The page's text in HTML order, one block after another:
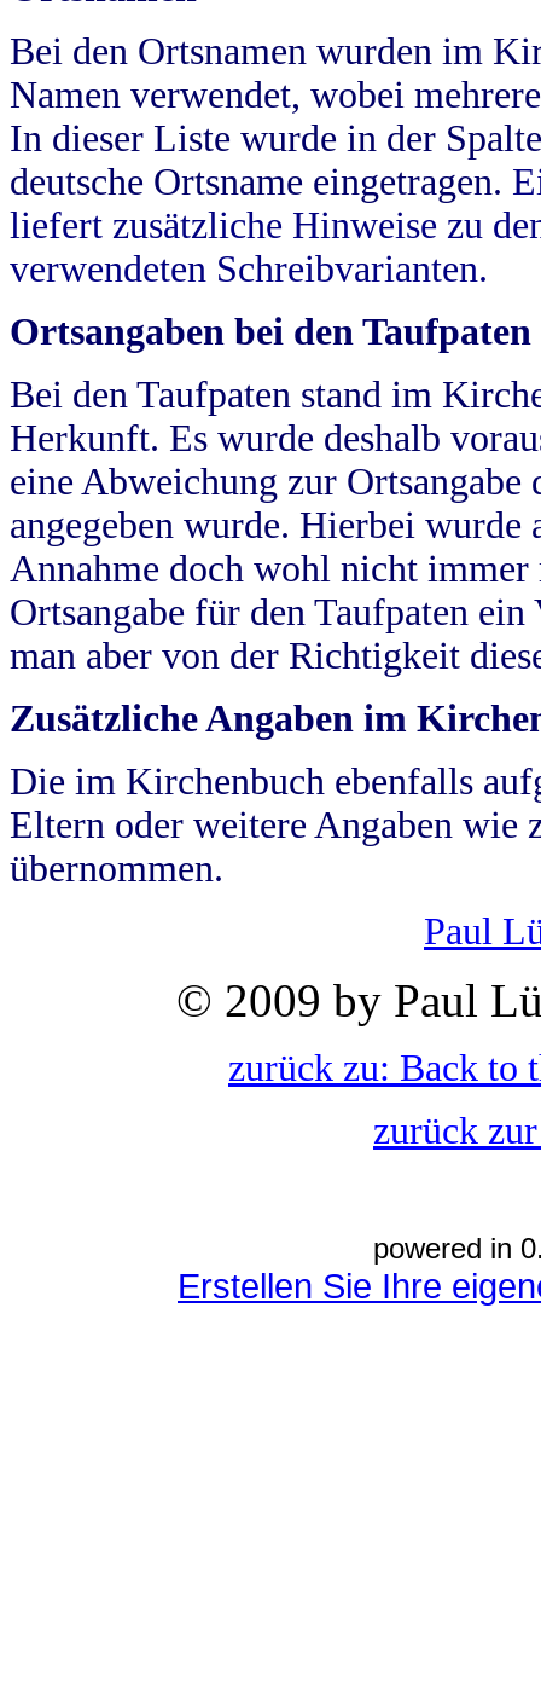
Bei den Ortsnamen wurden im
Namen verwendet, wobei
In dieser Liste wurde in der
deutsche Ortsname eingetragen.
liefert zusätzliche Hinweise zu
verwendeten Schreibvarianten.
Ortsangaben bei den Taufpaten
Bei den Taufpaten stand im
Herkunft. Es wurde deshalb
eine Abweichung zur
angegeben wurde. Hierbei wurde
Annahme doch wohl nicht
Ortsangabe für den Taufpaten
man aber von der Richtigkeit
Zusätzliche Angaben im
Die im Kirchenbuch ebenfalls
Eltern oder weitere Angaben wie
übernommen.
Paul
© 2009 by Paul
zurück zu: Back to
zurück
powered in
Erstellen Sie Ihre